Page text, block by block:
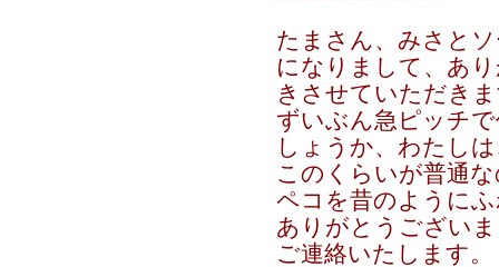
たまさん、みさと
になりまして、あ
きさせていただき
ずいぶん急ピッチ
しょうか、わたし
このくらいが普通
ペコを昔のように
ありがとうござい
ご連絡いたします。